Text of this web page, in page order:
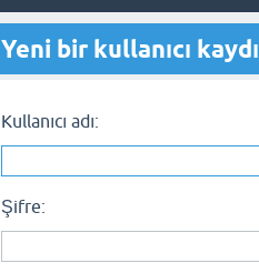
Yeni bir kullanıcı kaydı
Kullanıcı adı:
Şifre: